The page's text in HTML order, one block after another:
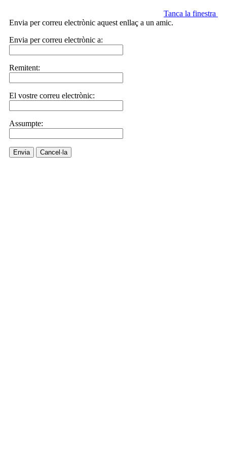
Tanca la finestra
Envia per correu electrònic aquest enllaç a un amic.
Envia per correu electrònic a:
Remitent:
El vostre correu electrònic:
Assumpte:
Envia Cancel·la